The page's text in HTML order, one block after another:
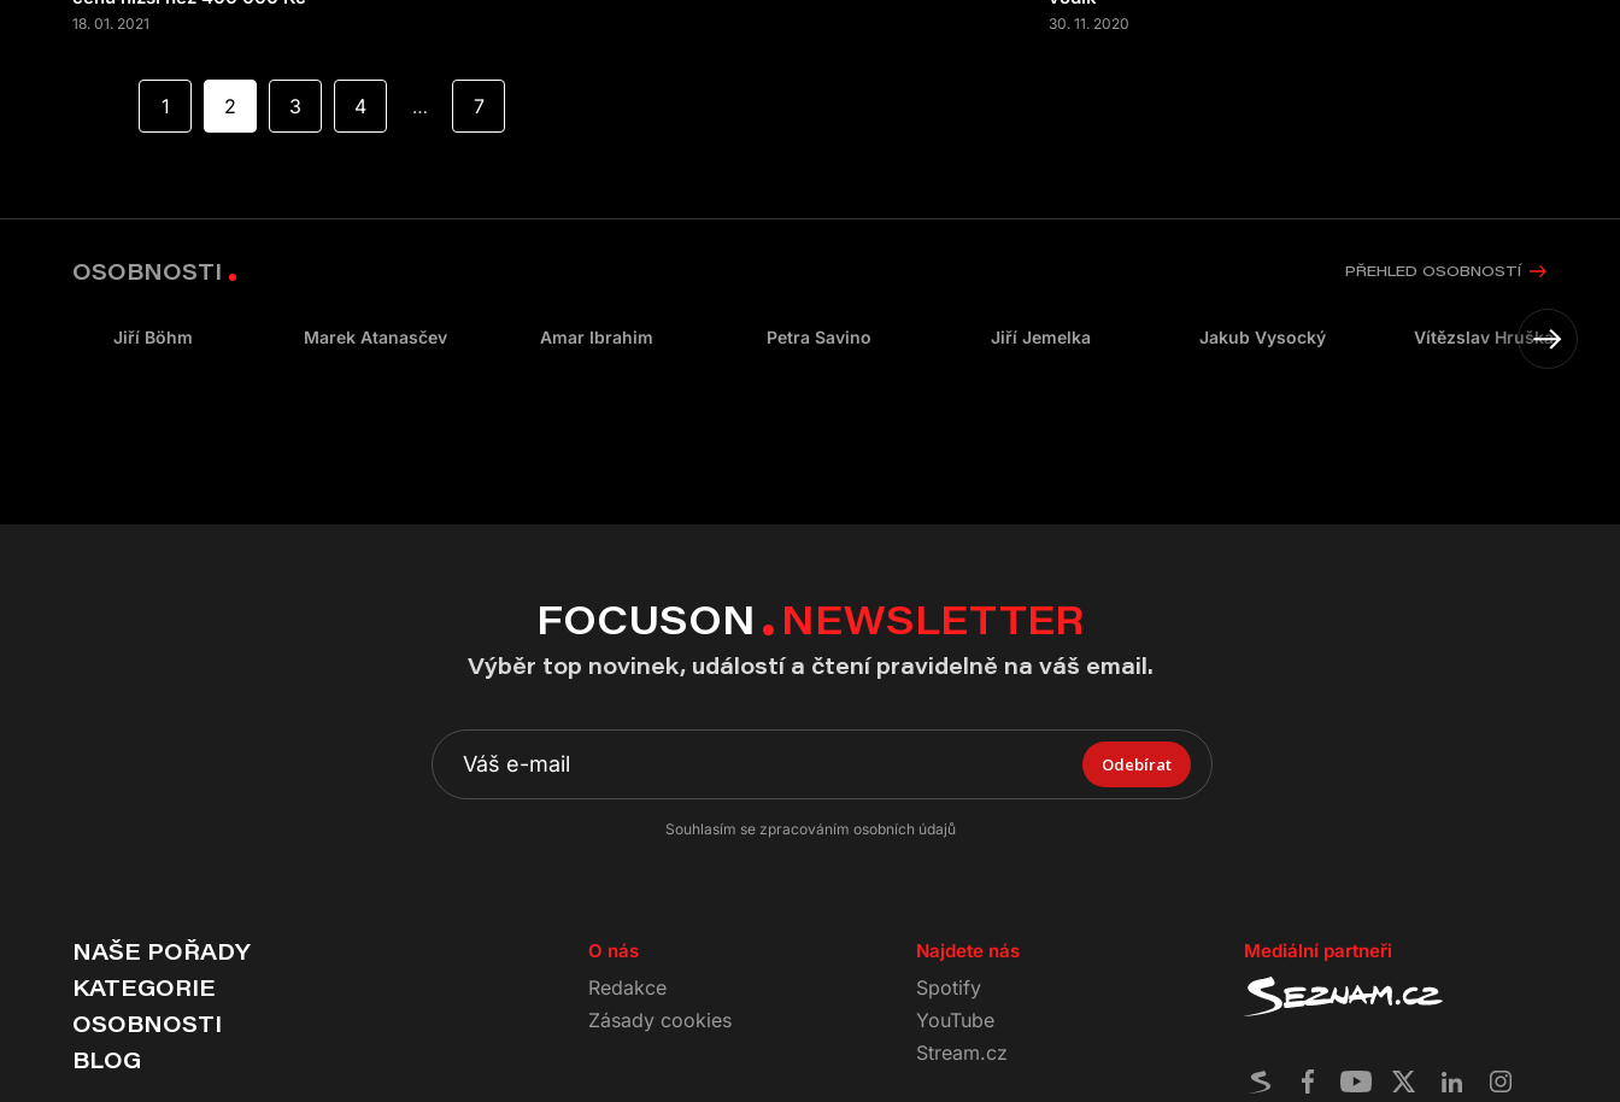
18. 01. 2021 30. 11. 2020
1 2 3 4 … 7
OSOBNOSTI PŘEHLED OSOBNOSTÍ
Jiří Böhm Marek Atanasčev Amar Ibrahim Petra Savino Jiří Jemelka Jakub Vysocký Vítězslav Hruška
FOCUSON NEWSLETTER
Výběr top novinek, událostí a čtení pravidelně na váš email.
Odebírat
Souhlasím se zpracováním osobních údajů
NAŠE POŘADY
KATEGORIE
OSOBNOSTI
BLOG
O nás
Redakce
Zásady cookies
Najdete nás
Spotify
YouTube
Stream.cz
Mediální partneři